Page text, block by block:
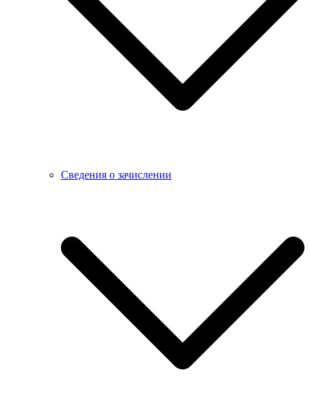
Сведения о зачислении